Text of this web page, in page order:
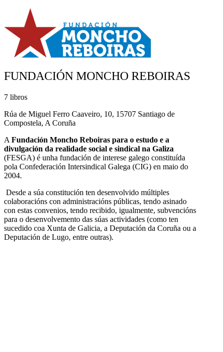
FUNDACIÓN MONCHO REBOIRAS
7 libros
Rúa de Miguel Ferro Caaveiro, 10, 15707 Santiago de
Compostela, A Coruña
A Fundación Moncho Reboiras para o estudo e a
divulgación da realidade social e sindical na Galiza
(FESGA) é unha fundación de interese galego constituída
pola Confederación Intersindical Galega (CIG) en maio do
2004.
Desde a súa constitución ten desenvolvido múltiples
colaboracións con administracións públicas, tendo asinado
con estas convenios, tendo recibido, igualmente, subvencións
para o desenvolvemento das súas actividades (como ten
sucedido coa Xunta de Galicia, a Deputación da Coruña ou a
Deputación de Lugo, entre outras).